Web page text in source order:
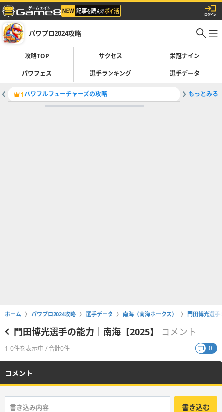
パワプロ2024攻略
攻略TOP サクセス 栄冠ナイン
パワフェス 選手ランキング 選手データ
1パワフルフューチャーズの攻略 2つゆは
もっとみる
ホーム パワプロ2024攻略 選手データ 南海（南海ホークス） 門田博光選
門田博光選手の能力｜南海【2025】 コメント
1-0件を表示中 / 合計0件 0
コメント
書き込む